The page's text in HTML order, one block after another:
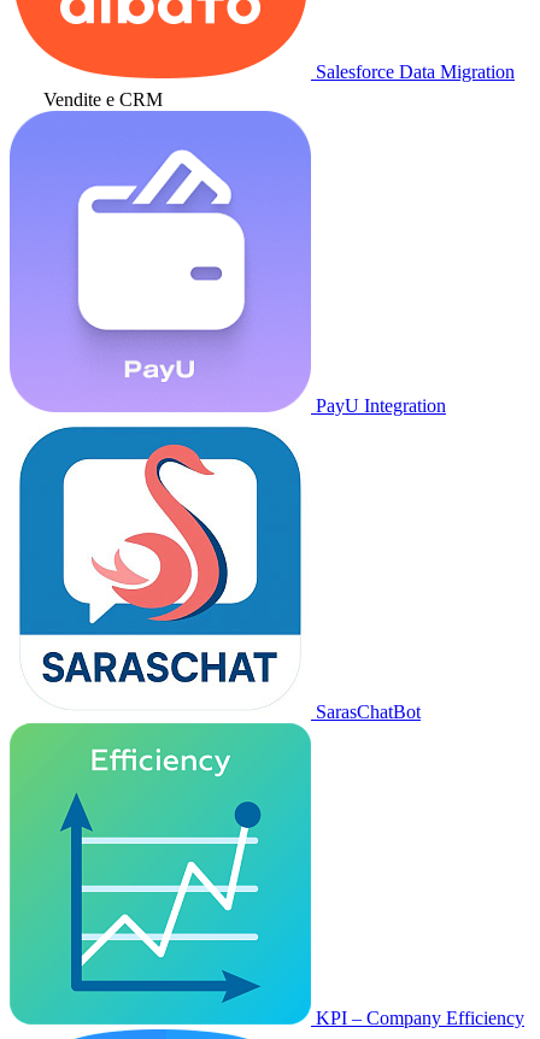
Salesforce Data Migration
Vendite e CRM
PayU Integration
SarasChatBot
KPI – Company Efficiency